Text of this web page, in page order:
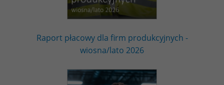
Raport płacowy dla firm produkcyjnych -
wiosna/lato 2026